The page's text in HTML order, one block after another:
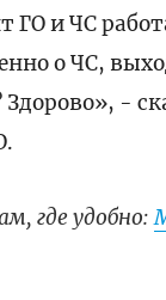
и ЧС
о ЧС,
Здорово», -
где удобно: